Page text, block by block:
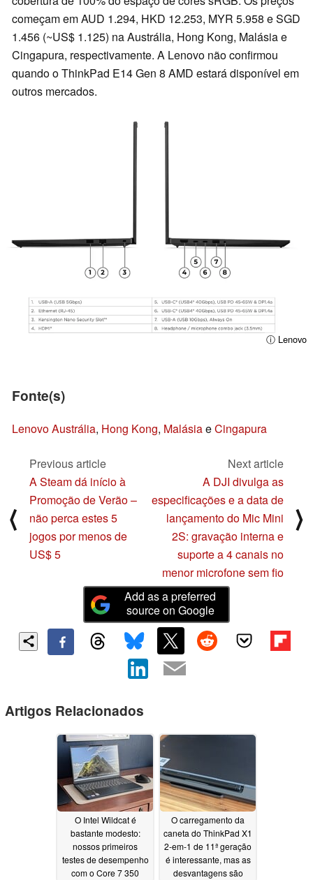
começam em AUD 1.294, HKD 12.253, MYR 5.958 e SGD
1.456 (~US$ 1.125) na Austrália, Hong Kong, Malásia e
Cingapura, respectivamente. A Lenovo não confirmou
quando o ThinkPad E14 Gen 8 AMD estará disponível em
outros mercados.
ⓘ Lenovo
Fonte(s)
Lenovo Austrália, Hong Kong, MalásiaeCingapura
⟨
Previous article
A Steam dá início à
Promoção de Verão –
não perca estes 5
jogos por menos de
US$ 5
Next article
A DJI divulga as
especificações e a data de
lançamento do Mic Mini
2S: gravação interna e
suporte a 4 canais no
menor microfone sem fio
⟩
Add as a preferred
source on Google
Artigos Relacionados
O Intel Wildcat é
bastante modesto:
nossos primeiros
testes de desempenho
com o Core 7 350
O carregamento da
caneta do ThinkPad X1
2-em-1 de 11ª geração
é interessante, mas as
desvantagens são